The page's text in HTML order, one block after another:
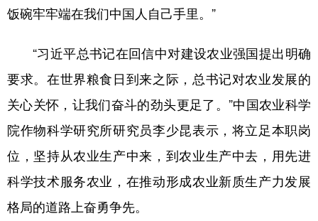
饭碗牢牢端在我们中国人自己手里。”
“习近平总书记在回信中对建设农业强国提出明确
要求。在世界粮食日到来之际，总书记对农业发展的
关心关怀，让我们奋斗的劲头更足了。”中国农业科学
院作物科学研究所研究员李少昆表示，将立足本职岗
位，坚持从农业生产中来，到农业生产中去，用先进
科学技术服务农业，在推动形成农业新质生产力发展
格局的道路上奋勇争先。